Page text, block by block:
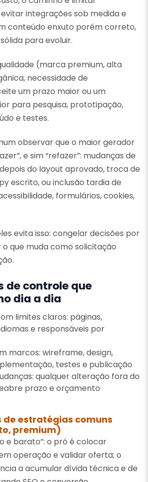
integrações sob medida e
conteúdo enxuto porém correto,
para evoluir.
(marca premium, alta
necessidade de
um prazo maior ou um
para pesquisa, prototipação,
e testes.
observar que o maior gerador
e sim “refazer”: mudanças de
do layout aprovado, troca de
escrito, ou inclusão tardia de
formulários, cookies,
evita isso: congelar decisões por
que muda como solicitação
de controle que
dia a dia
limites claros: páginas,
e responsáveis por
marcos: wireframe, design,
testes e publicação
qualquer alteração fora do
prazo e orçamento
de estratégias comuns
premium)
e barato”: o pró é colocar
operação e validar oferta; o
a acumular dívida técnica e de